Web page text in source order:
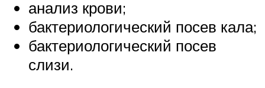
анализ крови;
бактериологический посев кала;
бактериологический посев
слизи.